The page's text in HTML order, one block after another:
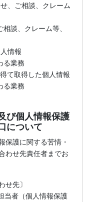
、ご相談、クレーム
談、クレーム等、
情報
る業務
て取得した個人情報
る業務
び個人情報保護
について
保護に関する苦情・
わせ先責任者までお
せ先〕
当者（個人情報保護